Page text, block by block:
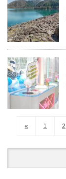
« 1 2